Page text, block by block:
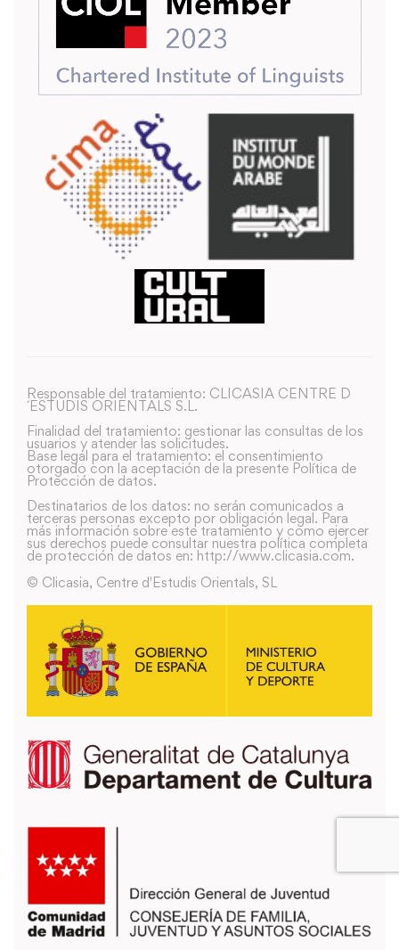
Responsable del tratamiento: CLICASIA CENTRE D
´ESTUDIS ORIENTALS S.L.
Finalidad del tratamiento: gestionar las consultas de los
usuarios y atender las solicitudes.
Base legal para el tratamiento: el consentimiento
otorgado con la aceptación de la presente Política de
Protección de datos.
Destinatarios de los datos: no serán comunicados a
terceras personas excepto por obligación legal. Para
más información sobre este tratamiento y como ejercer
sus derechos puede consultar nuestra política completa
de protección de datos en: http://www.clicasia.com.
© Clicasia, Centre d'Estudis Orientals, SL